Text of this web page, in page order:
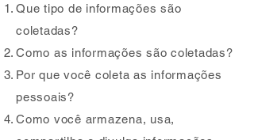
Que tipo de informações são
coletadas?
Como as informações são coletadas?
Por que você coleta as informações
pessoais?
Como você armazena, usa,